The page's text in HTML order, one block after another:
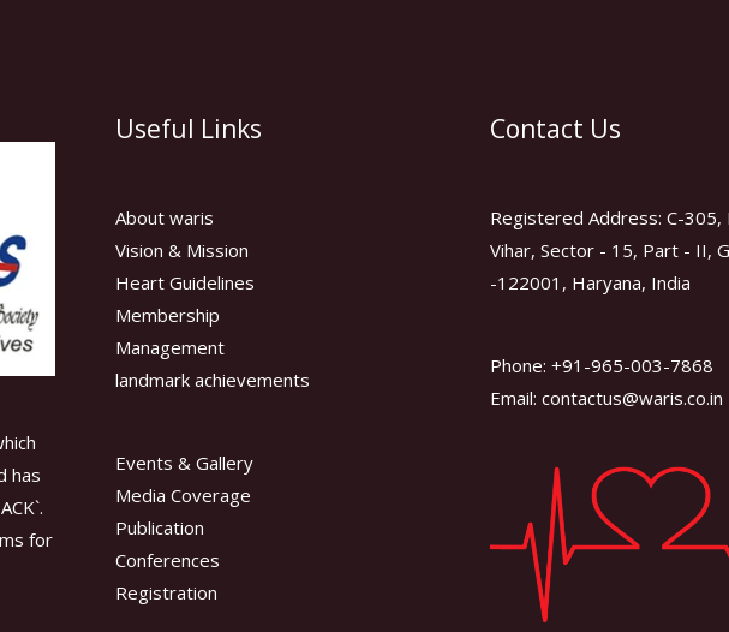
has
for
Useful Links
About waris
Vision & Mission
Heart Guidelines
Membership
Management
landmark achievements
Events & Gallery
Media Coverage
Publication
Conferences
Registration
Contact Us
Registered Address: C-305,
Vihar, Sector - 15, Part - II,
-122001, Haryana, India
Phone: +91-965-003-7868
Email: contactus@waris.co.in